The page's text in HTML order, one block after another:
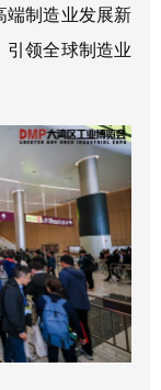
端制造业发展新
引领全球制造业